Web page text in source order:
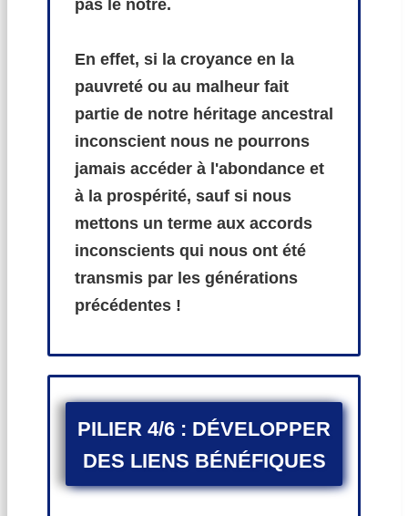
pas le nôtre.
En effet, si la croyance en la
pauvreté ou au malheur fait
partie de notre héritage ancestral
inconscient nous ne pourrons
jamais accéder à l'abondance et
à la prospérité, sauf si nous
mettons un terme aux accords
inconscients qui nous ont été
transmis par les générations
précédentes !
PILIER 4/6 : DÉVELOPPER
DES LIENS BÉNÉFIQUES